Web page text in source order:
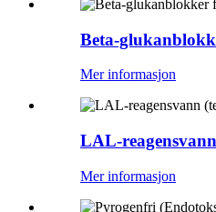
Beta-
Mer informasjon
LAL-
Mer informasjon